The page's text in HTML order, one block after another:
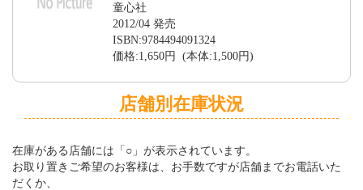
童心社
2012/04 発売
ISBN:9784494091324
価格:1,650円 (本体:1,500円)
店舗別在庫状況
在庫がある店舗には「○」が表示されています。
お取り置きご希望のお客様は、お手数ですが店舗までお電話いた
だくか、